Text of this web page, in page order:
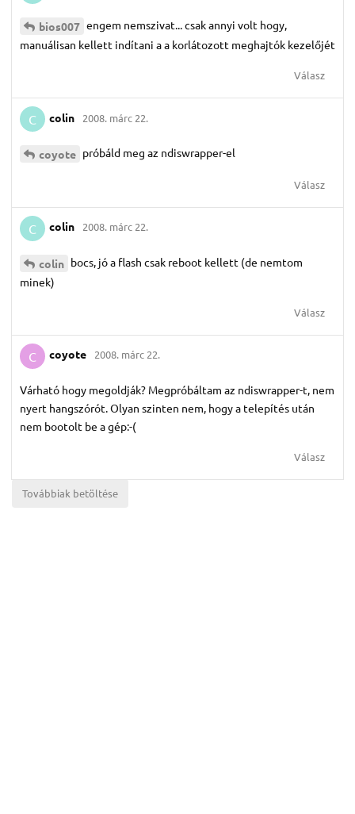
bios007 engem nemszivat... csak annyi volt hogy,
manuálisan kellett indítani a a korlátozott meghajtók kezelőjét
Válasz
C colin 2008. márc 22.
coyote próbáld meg az ndiswrapper-el
Válasz
C colin 2008. márc 22.
colin bocs, jó a flash csak reboot kellett (de nemtom
minek)
Válasz
C coyote 2008. márc 22.
Várható hogy megoldják? Megpróbáltam az ndiswrapper-t, nem
nyert hangszórót. Olyan szinten nem, hogy a telepítés után
nem bootolt be a gép:-(
Válasz
Továbbiak betöltése